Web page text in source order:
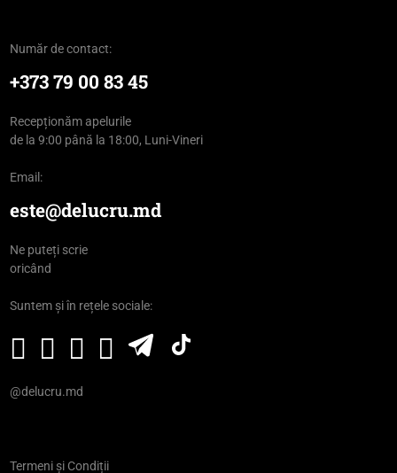
Număr de contact:
+373 79 00 83 45
Recepționăm apelurile
de la 9:00 până la 18:00, Luni-Vineri
Email:
este@delucru.md
Ne puteți scrie
oricând
Suntem și în rețele sociale:
@delucru.md
Termeni și Condiții